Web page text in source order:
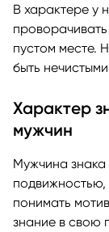
В характере у
пустом месте.
быть
Характер
мужчин
Мужчина
подвижностью,
понимать
знание в свою